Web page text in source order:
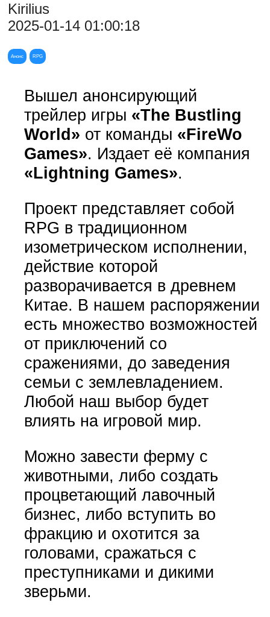
Kirilius
2025-01-14 01:00:18
Анонс RPG
Вышел анонсирующий
трейлер игры «The Bustling
World» от команды «FireWo
Games». Издает её компания
«Lightning Games».
Проект представляет собой
RPG в традиционном
изометрическом исполнении,
действие которой
разворачивается в древнем
Китае. В нашем распоряжении
есть множество возможностей
от приключений со
сражениями, до заведения
семьи с землевладением.
Любой наш выбор будет
влиять на игровой мир.
Можно завести ферму с
животными, либо создать
процветающий лавочный
бизнес, либо вступить во
фракцию и охотится за
головами, сражаться с
преступниками и дикими
зверьми.